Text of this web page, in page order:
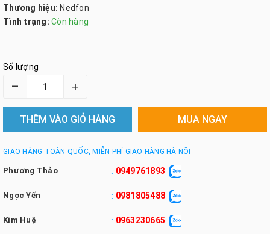
Thương hiệu: Nedfon
Tình trạng: Còn hàng
Số lượng
– +
THÊM VÀO GIỎ HÀNG MUA NGAY
GIAO HÀNG TOÀN QUỐC, MIỄN PHÍ GIAO HÀNG HÀ NỘI
Phương Thảo : 0949761893
Ngọc Yến : 0981805488
Kim Huệ : 0963230665